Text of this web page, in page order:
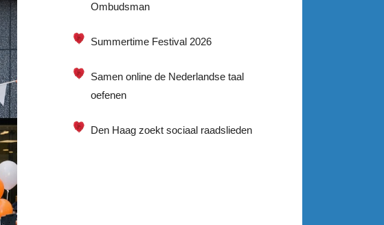
Ombudsman
Summertime Festival 2026
Samen online de Nederlandse taal
oefenen
Den Haag zoekt sociaal raadslieden